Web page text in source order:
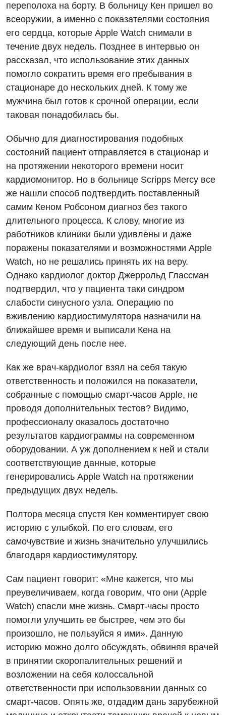
переполоха на борту. В больницу Кен пришел во
всеоружии, а именно с показателями состояния
его сердца, которые Apple Watch снимали в
течение двух недель. Позднее в интервью он
рассказал, что использование этих данных
помогло сократить время его пребывания в
стационаре до нескольких дней. К тому же
мужчина был готов к срочной операции, если
таковая понадобилась бы.
Обычно для диагностирования подобных
состояний пациент отправляется в стационар и
на протяжении некоторого времени носит
кардиомонитор. Но в больнице Scripps Mercy все
же нашли способ подтвердить поставленный
самим Кеном Робсоном диагноз без такого
длительного процесса. К слову, многие из
работников клиники были удивлены и даже
поражены показателями и возможностями Apple
Watch, но не решались принять их на веру.
Однако кардиолог доктор Джеррольд Глассман
подтвердил, что у пациента таки синдром
слабости синусного узла. Операцию по
вживлению кардиостимулятора назначили на
ближайшее время и выписали Кена на
следующий день после нее.
Как же врач-кардиолог взял на себя такую
ответственность и положился на показатели,
собранные с помощью смарт-часов Apple, не
проводя дополнительных тестов? Видимо,
профессионалу оказалось достаточно
результатов кардиограммы на современном
оборудовании. А уж дополнением к ней и стали
соответствующие данные, которые
генерировались Apple Watch на протяжении
предыдущих двух недель.
Полтора месяца спустя Кен комментирует свою
историю с улыбкой. По его словам, его
самочувствие и жизнь значительно улучшились
благодаря кардиостимулятору.
Сам пациент говорит: «Мне кажется, что мы
преувеличиваем, когда говорим, что они (Apple
Watch) спасли мне жизнь. Смарт-часы просто
помогли улучшить ее быстрее, чем это бы
произошло, не пользуйся я ими». Данную
историю можно долго обсуждать, обвиняя врачей
в принятии скоропалительных решений и
возложении на себя колоссальной
ответственности при использовании данных со
смарт-часов. Опять же, отдадим дань зарубежной